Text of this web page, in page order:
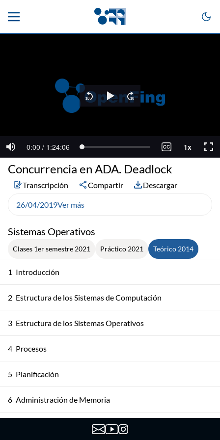
Sistemas Operativos
Clases 1er semestre 2021 Práctico 2021 Teórico 2014
1 Introducción
2 Estructura de los Sistemas de Computación
3 Estructura de los Sistemas Operativos
4 Procesos
5 Planificación
6 Administración de Memoria
Administración de Memoria
Concurrencia en ADA. Deadlock
Transcripción Compartir Descargar
26/04/2019Ver más